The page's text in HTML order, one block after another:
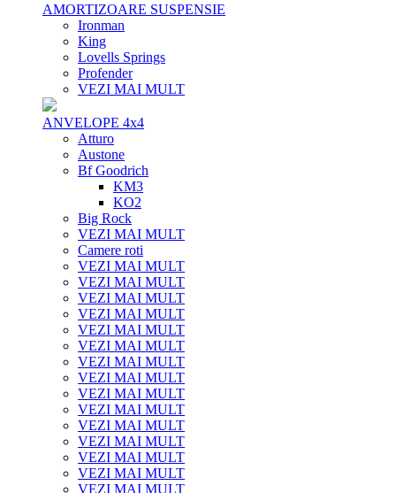
AMORTIZOARE SUSPENSIE
Ironman
King
Lovells Springs
Profender
VEZI MAI MULT
ANVELOPE 4x4
Atturo
Austone
Bf Goodrich
KM3
KO2
Big Rock
VEZI MAI MULT
Camere roti
VEZI MAI MULT
VEZI MAI MULT
VEZI MAI MULT
VEZI MAI MULT
VEZI MAI MULT
VEZI MAI MULT
VEZI MAI MULT
VEZI MAI MULT
VEZI MAI MULT
VEZI MAI MULT
VEZI MAI MULT
VEZI MAI MULT
VEZI MAI MULT
VEZI MAI MULT
VEZI MAI MULT